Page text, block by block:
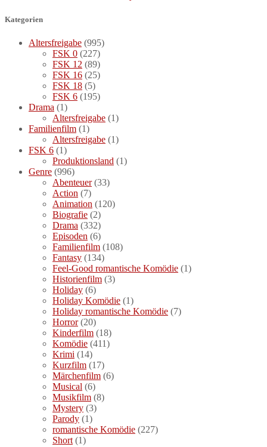
Kategorien
Altersfreigabe (995)
FSK 0 (227)
FSK 12 (89)
FSK 16 (25)
FSK 18 (5)
FSK 6 (195)
Drama (1)
Altersfreigabe (1)
Familienfilm (1)
Altersfreigabe (1)
FSK 6 (1)
Produktionsland (1)
Genre (996)
Abenteuer(33)
Action (7)
Animation (120)
Biografie (2)
Drama (332)
Episoden (6)
Familienfilm (108)
Fantasy (134)
Feel-Good romantische Komödie (1)
Historienfilm (3)
Holiday (6)
Holiday Komödie (1)
Holiday romantische Komödie (7)
Horror(20)
Kinderfilm (18)
Komödie (411)
Krimi (14)
Kurzfilm (17)
Märchenfilm (6)
Musical (6)
Musikfilm (8)
Mystery (3)
Parody (1)
romantische Komödie (227)
Short (1)